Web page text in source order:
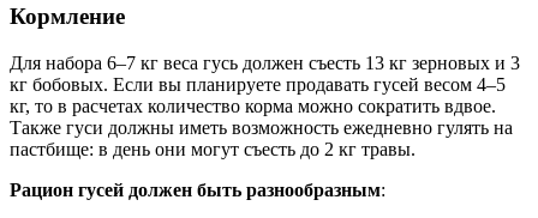
Кормление
Для набора 6–7 кг веса гусь должен съесть 13 кг зерновых и 3
кг бобовых. Если вы планируете продавать гусей весом 4–5
кг, то в расчетах количество корма можно сократить вдвое.
Также гуси должны иметь возможность ежедневно гулять на
пастбище: в день они могут съесть до 2 кг травы.
Рацион гусей должен быть разнообразным: